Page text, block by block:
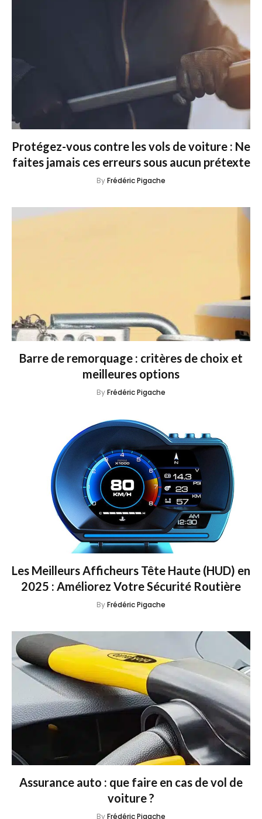
Protégez-vous contre les vols de voiture : Ne
faites jamais ces erreurs sous aucun prétexte
ByFrédéric Pigache
Barre de remorquage : critères de choix et
meilleures options
ByFrédéric Pigache
Les Meilleurs Afficheurs Tête Haute (HUD) en
2025 : Améliorez Votre Sécurité Routière
ByFrédéric Pigache
Assurance auto : que faire en cas de vol de
voiture ?
ByFrédéric Pigache